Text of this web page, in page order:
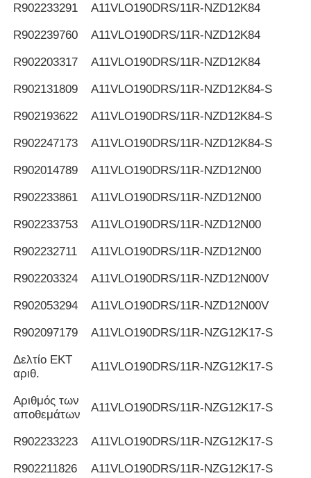
R902233291 Α11VLO190DRS/11R-NZD12K84
R902239760 Α11VLO190DRS/11R-NZD12K84
R902203317 Α11VLO190DRS/11R-NZD12K84
R902131809 Α11VLO190DRS/11R-NZD12K84-S
R902193622 Α11VLO190DRS/11R-NZD12K84-S
R902247173 Α11VLO190DRS/11R-NZD12K84-S
R902014789 Α11VLO190DRS/11R-NZD12N00
R902233861 Α11VLO190DRS/11R-NZD12N00
R902233753 Α11VLO190DRS/11R-NZD12N00
R902232711 Α11VLO190DRS/11R-NZD12N00
R902203324 Α11VLO190DRS/11R-NZD12N00V
R902053294 Α11VLO190DRS/11R-NZD12N00V
R902097179 Α11VLO190DRS/11R-NZG12K17-S
Δελτίο ΕΚΤ
αριθ.
Α11VLO190DRS/11R-NZG12K17-S
Αριθμός των
αποθεμάτων
Α11VLO190DRS/11R-NZG12K17-S
R902233223 Α11VLO190DRS/11R-NZG12K17-S
R902211826 Α11VLO190DRS/11R-NZG12K17-S